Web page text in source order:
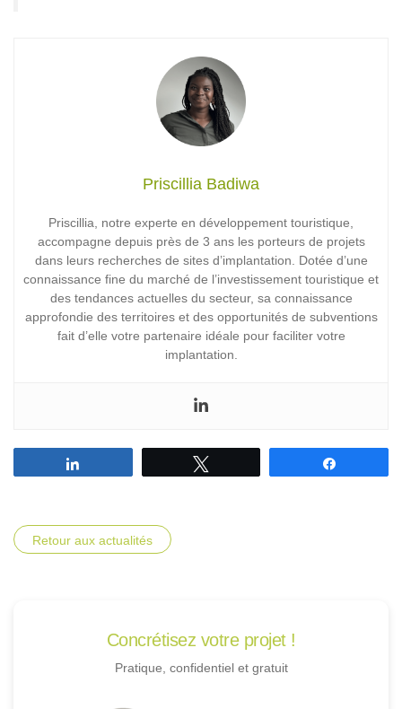
Priscillia Badiwa
Priscillia, notre experte en développement touristique,
accompagne depuis près de 3 ans les porteurs de projets
dans leurs recherches de sites d’implantation. Dotée d’une
connaissance fine du marché de l’investissement touristique et
des tendances actuelles du secteur, sa connaissance
approfondie des territoires et des opportunités de subventions
fait d’elle votre partenaire idéale pour faciliter votre
implantation.
Retour aux actualités
Concrétisez votre projet !
Pratique, confidentiel et gratuit